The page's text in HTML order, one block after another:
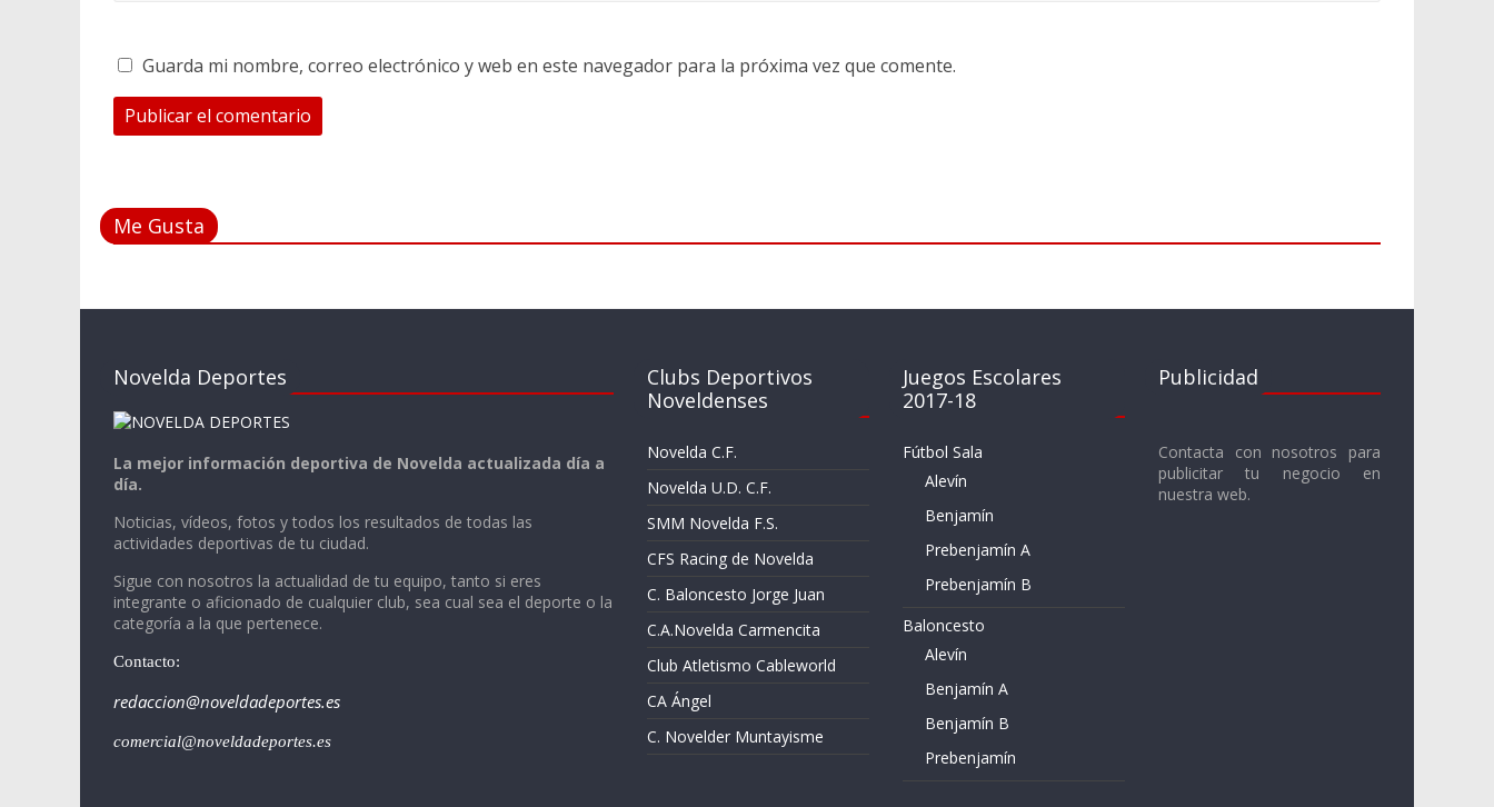
Guarda mi nombre, correo electrónico y web en este navegador para la próxima vez que comente.
Me Gusta
Novelda Deportes
La mejor información deportiva de Novelda actualizada día a
día.
Noticias, vídeos, fotos y todos los resultados de todas las
actividades deportivas de tu ciudad.
Sigue con nosotros la actualidad de tu equipo, tanto si eres
integrante o aficionado de cualquier club, sea cual sea el deporte o la
categoría a la que pertenece.
Contacto:
redaccion@noveldadeportes.es
comercial@noveldadeportes.es
Clubs Deportivos
Noveldenses
Novelda C.F.
Novelda U.D. C.F.
SMM Novelda F.S.
CFS Racing de Novelda
C. Baloncesto Jorge Juan
C.A.Novelda Carmencita
Club Atletismo Cableworld
CA Ángel
C. Novelder Muntayisme
Juegos Escolares
2017-18
Fútbol Sala
Alevín
Benjamín
Prebenjamín A
Prebenjamín B
Baloncesto
Alevín
Benjamín A
Benjamín B
Prebenjamín
Publicidad
Contacta con nosotros para
publicitar tu negocio en
nuestra web.